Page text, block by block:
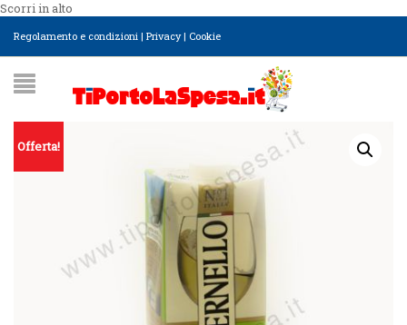
Scorri in alto
Regolamento e condizioni | Privacy| Cookie
Offerta!